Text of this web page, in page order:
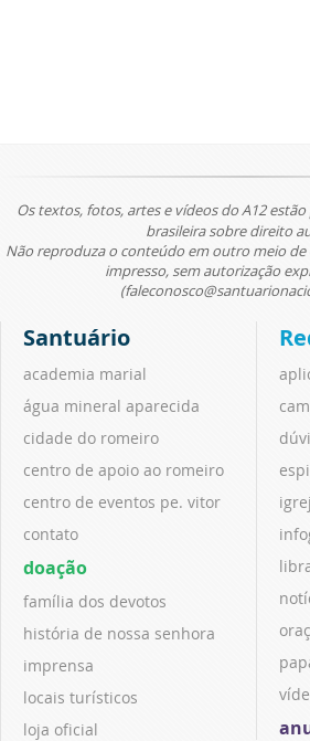
Os textos, fotos, artes e vídeos do A12
brasileira sobre direito
Não reproduza o conteúdo em outro meio
impresso, sem autorização
Santuário
academia marial
água mineral aparecida
cidade do romeiro
centro de apoio ao romeiro
centro de eventos pe. vitor
contato
doação
família dos devotos
história de nossa senhora
imprensa
locais turísticos
loja oficial